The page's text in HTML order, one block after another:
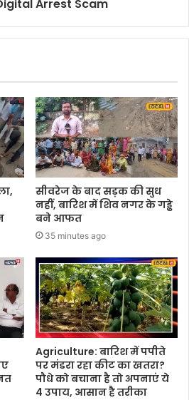
Arrest Scam
सीवरेज के बाद सड़क की सुध
नहीं, बारिश में शिव नगर के गड्ढे
बने आफत
35 minutes ago
Agriculture: बारिश में पपीते
पर मंडरा रहा कीट का खतरा?
पौधे को बचाना है तो अपनाएं ये
4 उपाय, आसान है तरीका